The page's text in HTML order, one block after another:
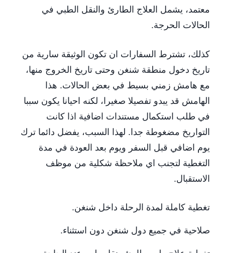
معتمد، يشمل العلاج الطارئ والنقل الطبي في
الحالات الحرجة.
كذلك، تشترط السفارات ان تكون الوثيقة سارية من
تاريخ دخول منطقة شنغن وحتى تاريخ الخروج منها،
مع هامش زمني بسيط في بعض الحالات. هذا
الهامش قد يبدو تفصيلا صغيرا، لكنه احيانا يكون سببا
في طلب استكمال مستندات اضافية اذا كانت
التواريخ مضغوطة جدا. لهذا السبب، يفضل دائما ترك
يوم اضافي قبل السفر ويوم بعد العودة في مدة
التغطية لتجنب اي ملاحظة شكلية من موظف
الاستقبال.
تغطية كاملة لمدة الرحلة داخل شنغن.
صلاحية في جميع دول شنغن دون استثناء.